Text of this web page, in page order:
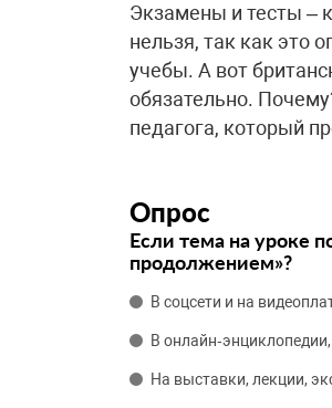
Экзамены и тесты –
нельзя, так как это
учебы. А вот
обязательно.
педагога, который
Опрос
Если тема на уроке
продолжением»?
В соцсети и на
В
На выставки, лекции,